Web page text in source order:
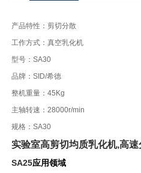
产品特性：剪切分散
工作方式：真空乳化机
型号：SA30
品牌：SID/希德
整机重量：45Kg
主轴转速：28000r/min
规格：SA30
实验室高剪切均质乳化机,高速
SA25应用领域||